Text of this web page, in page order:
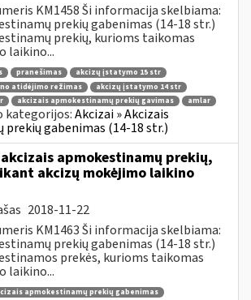
KM1458 Ši informacija skelbiama:
prekių gabenimas (14-18 str.)
prekių, kurioms taikomas
laikino...
pranešimas
akcizų įstatymo 15 str
atidėjimo režimas
akcizų įstatymo 14 str
akcizais apmokestinamų prekių gavimas amlar
kategorijos:Akcizai » Akcizais
gabenimas (14-18 str.)
apmokestinamų prekių,
akcizų mokėjimo laikino
2018-11-22
KM1463 Ši informacija skelbiama:
prekių gabenimas (14-18 str.)
prekės, kurioms taikomas
laikino...
apmokestinamų prekių gabenimas